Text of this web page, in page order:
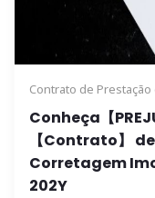
Contrato de
Conheça【
【Contrato】
Corretagem
202Y